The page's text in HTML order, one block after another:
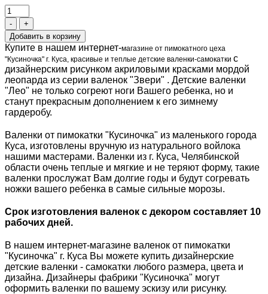
- +
Купите в нашем интернет-магазине от пимокатного цеха
"Кусиночка" г. Куса, красивые и теплые детские валенки-самокатки с
дизайнерским рисунком акриловыми красками мордой
леопарда из серии валенок "Звери" . Детские валенки
"Лео" не только согреют ноги Вашего ребенка, но и
станут прекрасным дополнением к его зимнему
гардеробу.
Валенки от пимокатки "Кусиночка" из маленького города
Куса, изготовлены вручную из натурального войлока
нашими мастерами. Валенки из г. Куса, Челябинской
области очень теплые и мягкие и не теряют форму, такие
валенки прослужат Вам долгие годы и будут согревать
ножки вашего ребенка в самые сильные морозы.
Срок изготовления валенок с декором составляет 10
рабочих дней.
В нашем интернет-магазине валенок от пимокатки
"Кусиночка" г. Куса Вы можете купить дизайнерские
детские валенки - самокатки любого размера, цвета и
дизайна. Дизайнеры фабрики "Кусиночка" могут
оформить валенки по вашему эскизу или рисунку.